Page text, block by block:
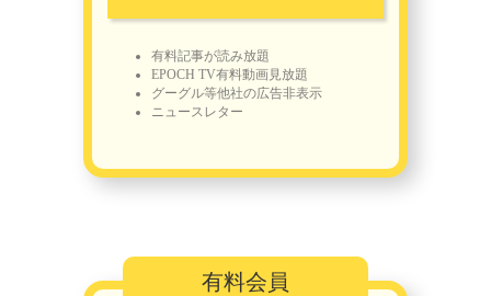
有料記事が読み放題
EPOCH TV有料動画見放題
グーグル等他社の広告非表示
ニュースレター
有料会員